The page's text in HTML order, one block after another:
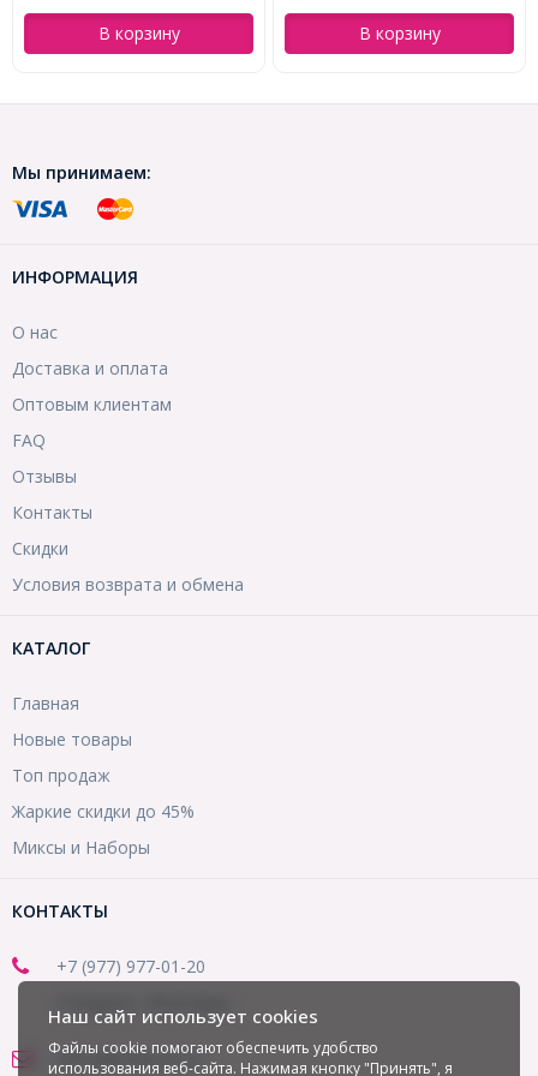
В корзину В корзину
Мы принимаем:
ИНФОРМАЦИЯ
О нас
Доставка и оплата
Оптовым клиентам
FAQ
Отзывы
Контакты
Скидки
Условия возврата и обмена
КАТАЛОГ
Главная
Новые товары
Топ продаж
Жаркие скидки до 45%
Миксы и Наборы
КОНТАКТЫ
+7 (977) 977-01-20
office@mirbusin.ru
Наш сайт использует cookies
Файлы cookie помогают обеспечить удобство
использования веб-сайта. Нажимая кнопку "Принять", я